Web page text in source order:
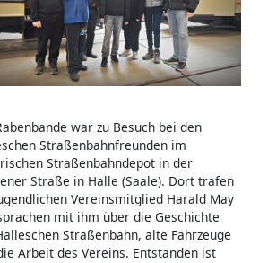
war zu Besuch bei den
Straßenbahnfreunden im
Straßenbahndepot in der
Straße in Halle (Saale). Dort trafen
Vereinsmitglied Harald May
mit ihm über die Geschichte
Straßenbahn, alte Fahrzeuge
Arbeit des Vereins. Entstanden ist